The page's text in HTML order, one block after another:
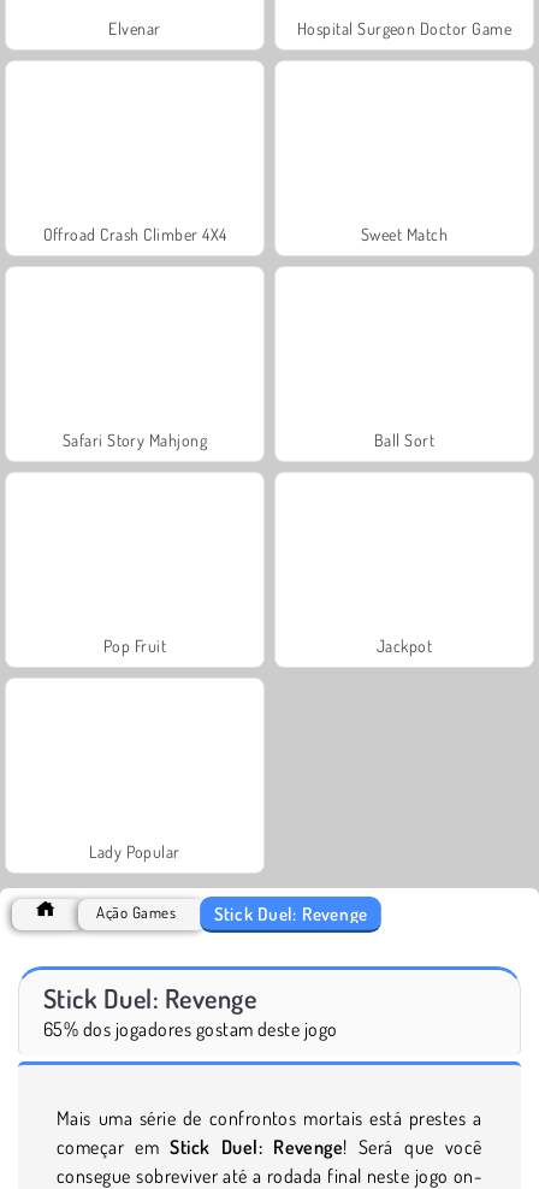
Elvenar Hospital Surgeon Doctor Game
Offroad Crash Climber 4X4 Sweet Match
Safari Story Mahjong Ball Sort
Pop Fruit Jackpot
Lady Popular
Ação Games Stick Duel: Revenge
Stick Duel: Revenge
65% dos jogadores gostam deste jogo
Mais uma série de confrontos mortais está prestes a
começar emStick Duel: Revenge! Será que você
consegue sobreviver até a rodada final neste jogo on-